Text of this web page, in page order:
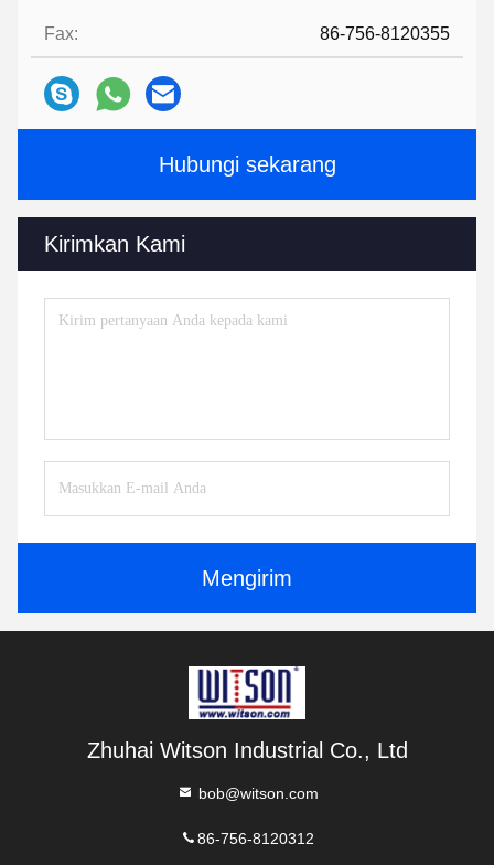
Fax: 86-756-8120355
Hubungi sekarang
Kirimkan Kami
Mengirim
Zhuhai Witson Industrial Co., Ltd
bob@witson.com
86-756-8120312